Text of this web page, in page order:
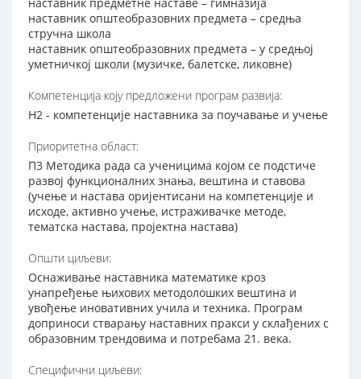
наставник општеобразовних предмета – средња
стручна школа
наставник општеобразовних предмета – у средњој
уметничкој школи (музичке, балетске, ликовне)
Компетенција коју предложени програм развија:
Н2 - компетенције наставника за поучавање и учење
Приоритетна област:
П3 Методика рада са ученицима којом се подстиче
развој функционалних знања, вештина и ставова
(учење и настава оријентисани на компетенције и
исходе, активно учење, истраживачке методе,
тематска настава, пројектна настава)
Општи циљеви:
Оснаживање наставника математике кроз
унапређење њихових методолошких вештина и
увођење иновативних учила и техника. Програм
доприноси стварању наставних пракси у склађених с
образовним трендовима и потребама 21. века.
Специфични циљеви: